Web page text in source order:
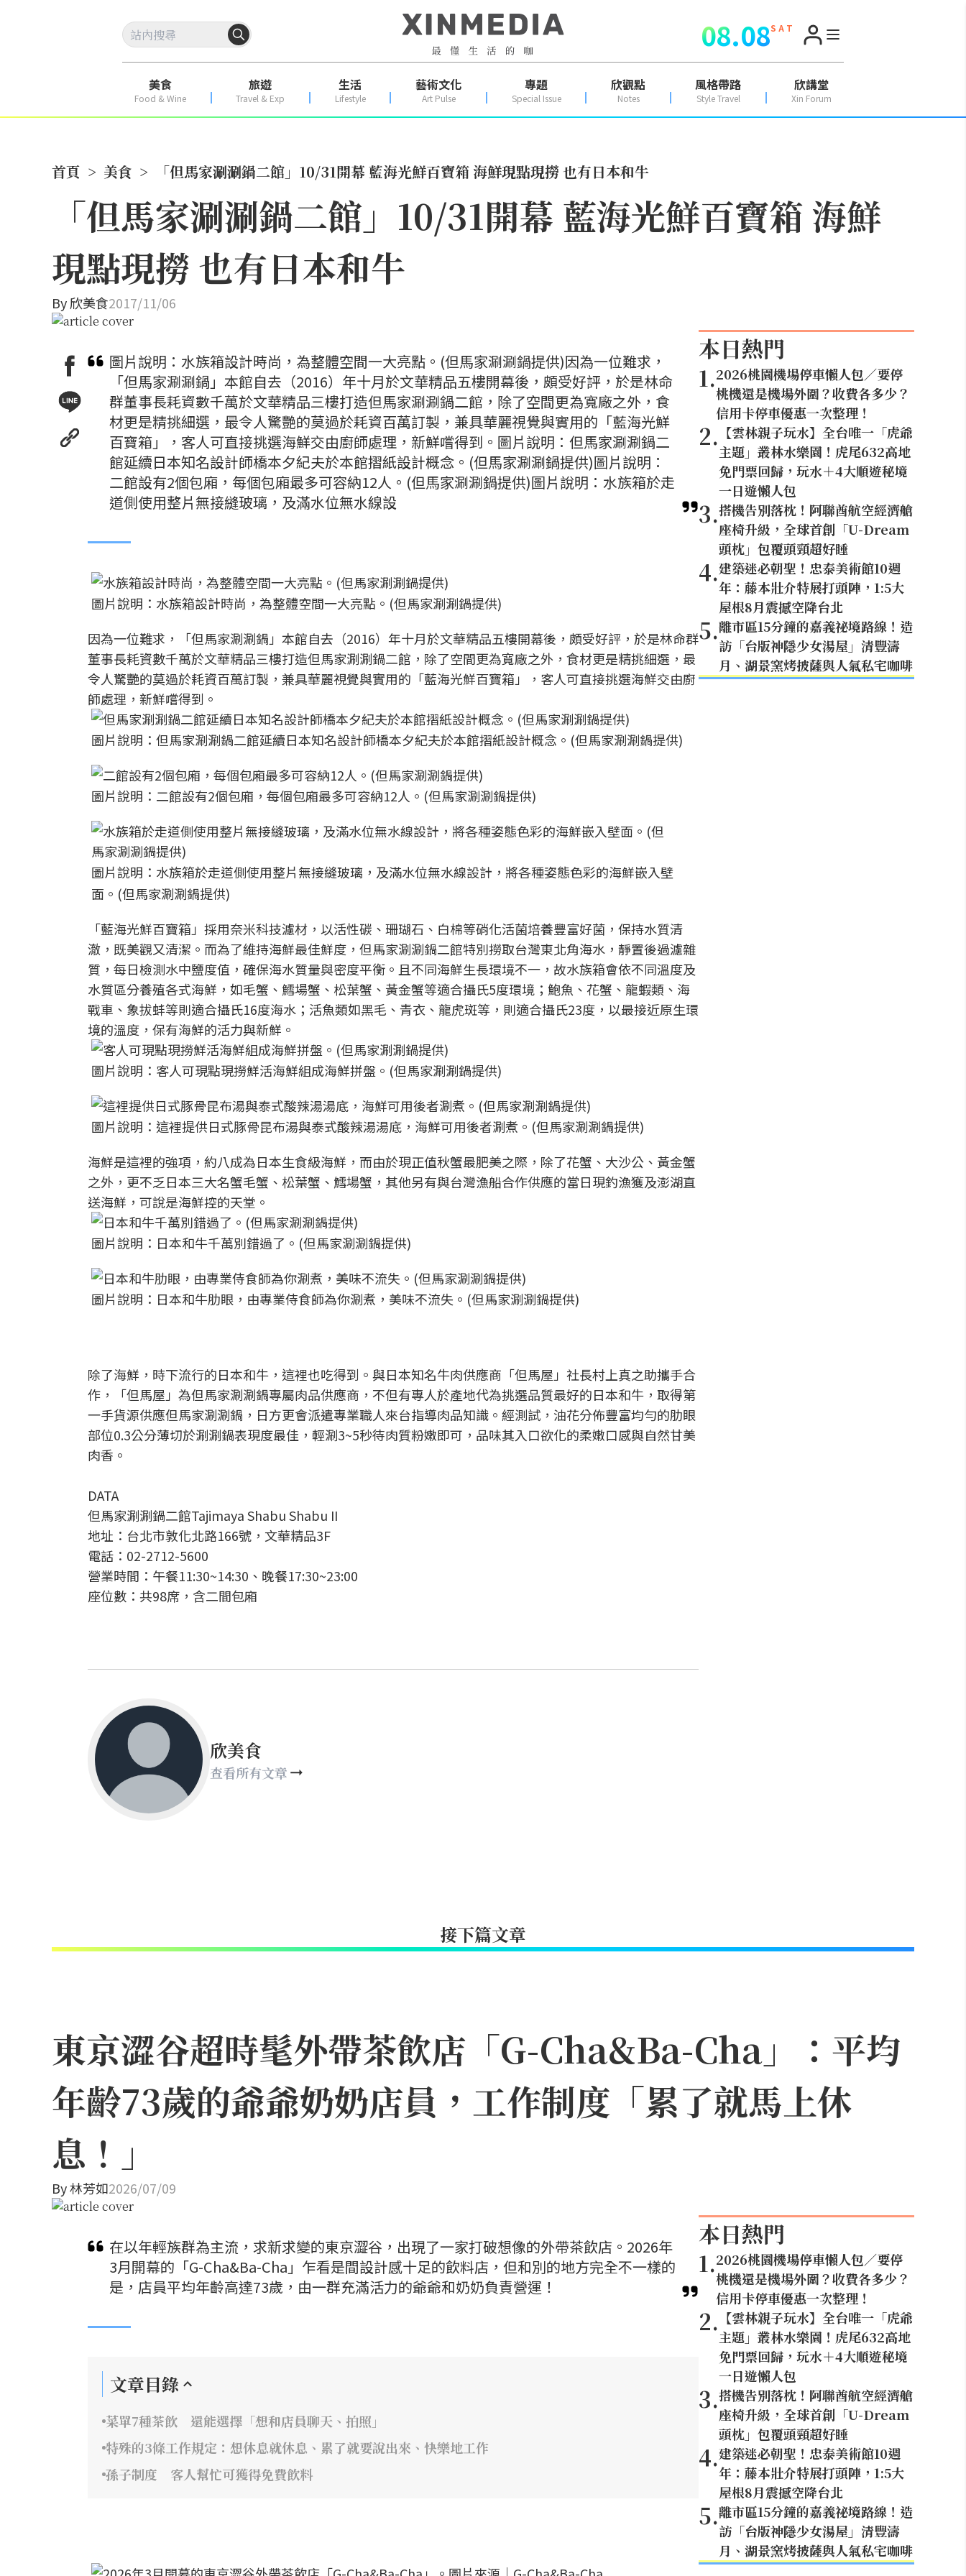
08.08S A T
美食
Food & Wine
旅遊
Travel & Exp
生活
Lifestyle
藝術文化
Art Pulse
專題
Special Issue
欣觀點
Notes
風格帶路
Style Travel
欣講堂
Xin Forum
首頁 > 美食 > 「但馬家涮涮鍋二館」10/31開幕 藍海光鮮百寶箱 海鮮現點現撈 也有日本和牛
「但馬家涮涮鍋二館」10/31開幕 藍海光鮮百寶箱 海鮮
現點現撈 也有日本和牛
By欣美食2017/11/06
圖片說明：水族箱設計時尚，為整體空間一大亮點。(但馬家涮涮鍋提供)因為一位難求，
「但馬家涮涮鍋」本館自去（2016）年十月於文華精品五樓開幕後，頗受好評，於是林命
群董事長耗資數千萬於文華精品三樓打造但馬家涮涮鍋二館，除了空間更為寬廠之外，食
材更是精挑細選，最令人驚艷的莫過於耗資百萬訂製，兼具華麗視覺與實用的「藍海光鮮
百寶箱」，客人可直接挑選海鮮交由廚師處理，新鮮嚐得到。圖片說明：但馬家涮涮鍋二
館延續日本知名設計師橋本夕紀夫於本館摺紙設計概念。(但馬家涮涮鍋提供)圖片說明：
二館設有2個包廂，每個包廂最多可容納12人。(但馬家涮涮鍋提供)圖片說明：水族箱於走
道側使用整片無接縫玻璃，及滿水位無水線設
圖片說明：水族箱設計時尚，為整體空間一大亮點。(但馬家涮涮鍋提供)
因為一位難求，「但馬家涮涮鍋」本館自去（2016）年十月於文華精品五樓開幕後，頗受好評，於是林命群
董事長耗資數千萬於文華精品三樓打造但馬家涮涮鍋二館，除了空間更為寬廠之外，食材更是精挑細選，最
令人驚艷的莫過於耗資百萬訂製，兼具華麗視覺與實用的「藍海光鮮百寶箱」，客人可直接挑選海鮮交由廚
師處理，新鮮嚐得到。
圖片說明：但馬家涮涮鍋二館延續日本知名設計師橋本夕紀夫於本館摺紙設計概念。(但馬家涮涮鍋提供)
圖片說明：二館設有2個包廂，每個包廂最多可容納12人。(但馬家涮涮鍋提供)
圖片說明：水族箱於走道側使用整片無接縫玻璃，及滿水位無水線設計，將各種姿態色彩的海鮮嵌入壁
面。(但馬家涮涮鍋提供)
「藍海光鮮百寶箱」採用奈米科技濾材，以活性碳、珊瑚石、白棉等硝化活菌培養豐富好菌，保持水質清
澈，既美觀又清潔。而為了維持海鮮最佳鮮度，但馬家涮涮鍋二館特別撈取台灣東北角海水，靜置後過濾雜
質，每日檢測水中鹽度值，確保海水質量與密度平衡。且不同海鮮生長環境不一，故水族箱會依不同溫度及
水質區分養殖各式海鮮，如毛蟹、鱈場蟹、松葉蟹、黃金蟹等適合攝氏5度環境；鮑魚、花蟹、龍蝦類、海
戰車、象拔蚌等則適合攝氏16度海水；活魚類如黑毛、青衣、龍虎斑等，則適合攝氏23度，以最接近原生環
境的溫度，保有海鮮的活力與新鮮。
圖片說明：客人可現點現撈鮮活海鮮組成海鮮拼盤。(但馬家涮涮鍋提供)
圖片說明：這裡提供日式豚骨昆布湯與泰式酸辣湯湯底，海鮮可用後者涮煮。(但馬家涮涮鍋提供)
海鮮是這裡的強項，約八成為日本生食級海鮮，而由於現正值秋蟹最肥美之際，除了花蟹、大沙公、黃金蟹
之外，更不乏日本三大名蟹毛蟹、松葉蟹、鱈場蟹，其他另有與台灣漁船合作供應的當日現釣漁獲及澎湖直
送海鮮，可說是海鮮控的天堂。
圖片說明：日本和牛千萬別錯過了。(但馬家涮涮鍋提供)
圖片說明：日本和牛肋眼，由專業侍食師為你涮煮，美味不流失。(但馬家涮涮鍋提供)
除了海鮮，時下流行的日本和牛，這裡也吃得到。與日本知名牛肉供應商「但馬屋」社長村上真之助攜手合
作，「但馬屋」為但馬家涮涮鍋專屬肉品供應商，不但有專人於產地代為挑選品質最好的日本和牛，取得第
一手貨源供應但馬家涮涮鍋，日方更會派遣專業職人來台指導肉品知識。經測試，油花分佈豐富均勻的肋眼
部位0.3公分薄切於涮涮鍋表現度最佳，輕涮3~5秒待肉質粉嫩即可，品味其入口欲化的柔嫩口感與自然甘美
肉香。
DATA
但馬家涮涮鍋二館Tajimaya Shabu Shabu II
地址：台北市敦化北路166號，文華精品3F
電話：02-2712-5600
營業時間：午餐11:30~14:30、晚餐17:30~23:00
座位數：共98席，含二間包廂
欣美食
查看所有文章
本日熱門
1.2026桃園機場停車懶人包／要停
桃機還是機場外圍？收費各多少？
信用卡停車優惠一次整理！
2. 【雲林親子玩水】全台唯一「虎爺
主題」叢林水樂園！虎尾632高地
免門票回歸，玩水＋4大順遊秘境
一日遊懶人包
3.搭機告別落枕！阿聯酋航空經濟艙
座椅升級，全球首創「U-Dream
頭枕」包覆頭頸超好睡
4.建築迷必朝聖！忠泰美術館10週
年：藤本壯介特展打頭陣，1:5大
屋根8月震撼空降台北
5.離市區15分鐘的嘉義祕境路線！造
訪「台版神隱少女湯屋」清豐濤
月、湖景窯烤披薩與人氣私宅咖啡
接下篇文章
東京澀谷超時髦外帶茶飲店「G-Cha&Ba-Cha」：平均
年齡73歲的爺爺奶奶店員，工作制度「累了就馬上休
息！」
By林芳如2026/07/09
在以年輕族群為主流，求新求變的東京澀谷，出現了一家打破想像的外帶茶飲店。2026年
3月開幕的「G-Cha&Ba-Cha」乍看是間設計感十足的飲料店，但和別的地方完全不一樣的
是，店員平均年齡高達73歲，由一群充滿活力的爺爺和奶奶負責營運！
文章目錄
菜單7種茶飲 還能選擇「想和店員聊天、拍照」
特殊的3條工作規定：想休息就休息、累了就要說出來、快樂地工作
孫子制度 客人幫忙可獲得免費飲料
本日熱門
1.2026桃園機場停車懶人包／要停
桃機還是機場外圍？收費各多少？
信用卡停車優惠一次整理！
2. 【雲林親子玩水】全台唯一「虎爺
主題」叢林水樂園！虎尾632高地
免門票回歸，玩水＋4大順遊秘境
一日遊懶人包
3.搭機告別落枕！阿聯酋航空經濟艙
座椅升級，全球首創「U-Dream
頭枕」包覆頭頸超好睡
4.建築迷必朝聖！忠泰美術館10週
年：藤本壯介特展打頭陣，1:5大
屋根8月震撼空降台北
5.離市區15分鐘的嘉義祕境路線！造
訪「台版神隱少女湯屋」清豐濤
月、湖景窯烤披薩與人氣私宅咖啡